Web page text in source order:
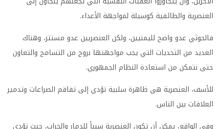
العنصرية والطائفية كوسيلة لمواجهة الأعداء.
فالحوثي عدو واضح لليمنيين، ولكن العنصريين عدو مستتر، وهناك
العديد من التحديات التي يجب مواجهتها بروح من التسامح والتعاون
حتى نتمكن من استعادة النظام الجمهوري.
للأسف، العنصرية هي ظاهرة سلبية تؤدي إلى تفاقم الصراعات وتدمير
العلاقات بين الناس.